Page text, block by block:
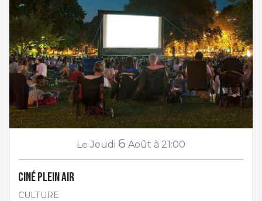
Le Jeudi 6 Août à 21:00
Ciné plein air
CULTURE